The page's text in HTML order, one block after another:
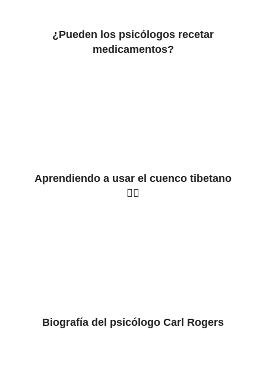
¿Pueden los psicólogos recetar
medicamentos?
Aprendiendo a usar el cuenco tibetano
🧘‍♀️
Biografía del psicólogo Carl Rogers